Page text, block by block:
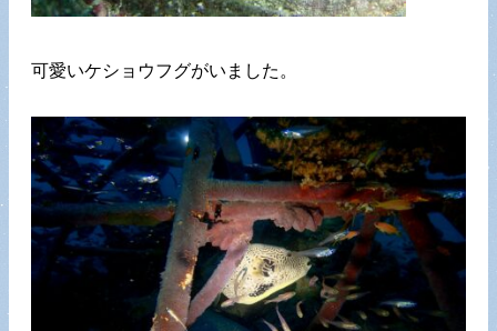
可愛いケショウフグがいました。